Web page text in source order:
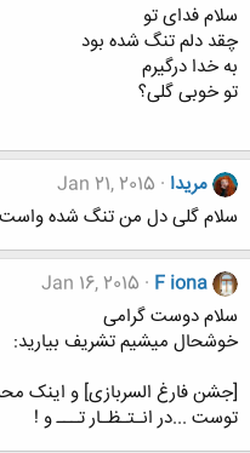
سلام فدای تو
چقد دلم تنگ شده بود
به خدا درگیرم
تو خوبی گلی؟
مریدا Jan 21, 2015
سلام گلی دل من تنگ شده واست
F iona
Jan 16, 2015
سلام دوست گرامی
خوشحال میشیم تشریف بیارید:
[جشن فارغ السربازی] و اینک
توست ...در انـتـظـار تـــ و !